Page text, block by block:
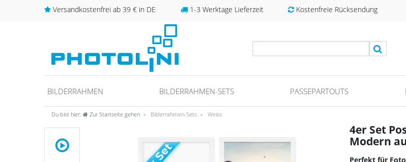
Versandkostenfrei ab 39 € in DE 1-3 Werktage Lieferzeit Kostenfreie Rücksendung
BILDERRAHMEN BILDERRAHMEN-SETS PASSEPARTOUTS
Du bist hier: Zur Startseite gehen Bilderrahmen-Sets Weiss
4er Set
Modern
Perfekt für